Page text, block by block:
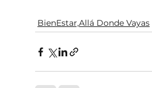
BienEstar,Allá Donde Vayas